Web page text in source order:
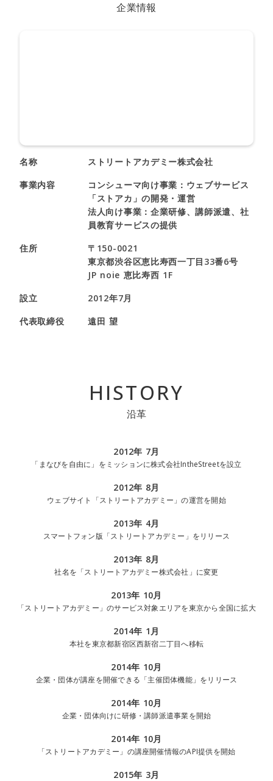
企業情報
名称
ストリートアカデミー株式会社
事業内容
コンシューマ向け事業：ウェブサービス
「ストアカ」の開発・運営
法人向け事業：企業研修、講師派遣、社
員教育サービスの提供
住所
〒150-0021
東京都渋谷区恵比寿西一丁目33番6号
JP noie 恵比寿西 1F
設立
2012年7月
代表取締役
遠田 望
HISTORY
沿革
2012年 7月
「まなびを自由に」をミッションに株式会社IntheStreetを設立
2012年 8月
ウェブサイト「ストリートアカデミー」の運営を開始
2013年 4月
スマートフォン版「ストリートアカデミー」をリリース
2013年 8月
社名を「ストリートアカデミー株式会社」に変更
2013年 10月
「ストリートアカデミー」のサービス対象エリアを東京から全国に拡大
2014年 1月
本社を東京都新宿区西新宿二丁目へ移転
2014年 10月
企業・団体が講座を開催できる「主催団体機能」をリリース
2014年 10月
企業・団体向けに研修・講師派遣事業を開始
2014年 10月
「ストリートアカデミー」の講座開催情報のAPI提供を開始
2015年 3月